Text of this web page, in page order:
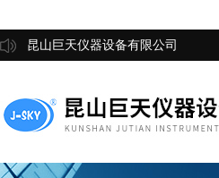
昆山巨天仪器设备有限公司